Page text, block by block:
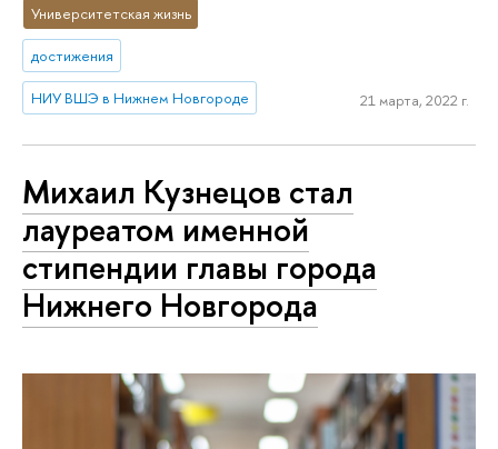
Университетская жизнь
достижения
НИУ ВШЭ в Нижнем Новгороде 21 марта, 2022 г.
Михаил Кузнецов стал
лауреатом именной
стипендии главы города
Нижнего Новгорода